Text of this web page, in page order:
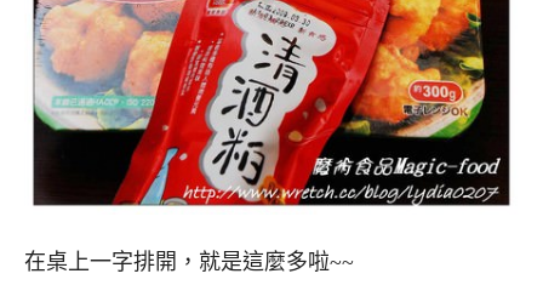
在桌上一字排開，就是這麼多啦~~